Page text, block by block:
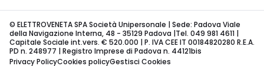
© ELETTROVENETA SPA Società Unipersonale | Sede: Padova Viale
della Navigazione Interna, 48 - 35129 Padova |Tel. 049 981 4611 |
Capitale Sociale int.vers. € 520.000 | P. IVA CEE IT 00184820280 R.E.A.
PD n. 248977 | Registro Imprese di Padova n. 44121bis
Privacy PolicyCookies policyGestisci Cookies